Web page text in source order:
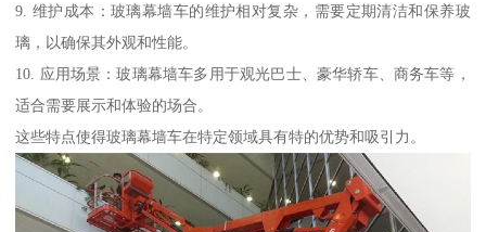
9. 维护成本：玻璃幕墙车的维护相对复杂，需要定期清洁和保养玻
璃，以确保其外观和性能。
10. 应用场景：玻璃幕墙车多用于观光巴士、豪华轿车、商务车等，
适合需要展示和体验的场合。
这些特点使得玻璃幕墙车在特定领域具有特的优势和吸引力。